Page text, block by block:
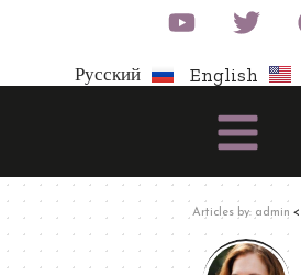
English
Русский
>
Articles by: admin